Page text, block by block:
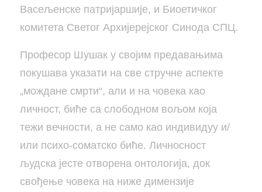
Васељенске патријаршије, и Биоетичког
комитета Светог Архијерејског Синода СПЦ.
Професор Шушак у својим предавањима
покушава указати на све стручне аспекте
„мождане смрти“, али и на човека као
личност, биће са слободном вољом која
тежи вечности, а не само као индивидуу и/
или психо-соматско биће. Личносност
људска јесте отворена онтологија, док
свођење човека на ниже димензије